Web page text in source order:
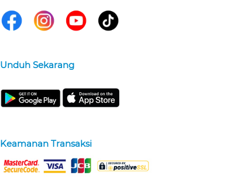
Unduh Sekarang
Keamanan Transaksi